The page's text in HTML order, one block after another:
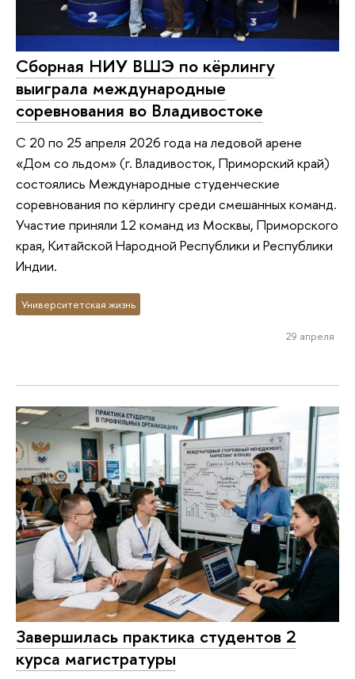
Сборная НИУ ВШЭ по кёрлингу
выиграла международные
соревнования во Владивостоке
С 20 по 25 апреля 2026 года на ледовой арене
«Дом со льдом» (г. Владивосток, Приморский край)
состоялись Международные студенческие
соревнования по кёрлингу среди смешанных команд.
Участие приняли 12 команд из Москвы, Приморского
края, Китайской Народной Республики и Республики
Индии.
Университетская жизнь
29 апреля
Завершилась практика студентов 2
курса магистратуры